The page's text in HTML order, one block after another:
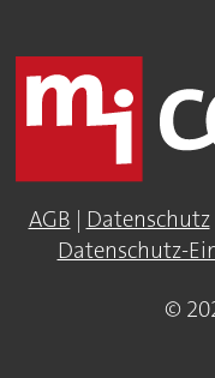
AGB | Datenschutz
Datenschutz-
©